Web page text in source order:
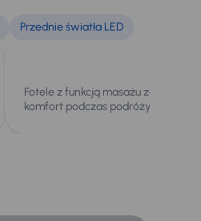
Przednie światła LED
Fotele z funkcją masażu
komfort podczas podróży.